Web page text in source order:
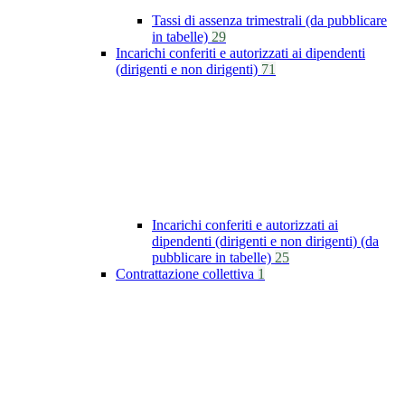
Tassi di assenza trimestrali (da pubblicare
in tabelle) 29
Incarichi conferiti e autorizzati ai dipendenti
(dirigenti e non dirigenti) 71
Incarichi conferiti e autorizzati ai
dipendenti (dirigenti e non dirigenti) (da
pubblicare in tabelle) 25
Contrattazione collettiva 1